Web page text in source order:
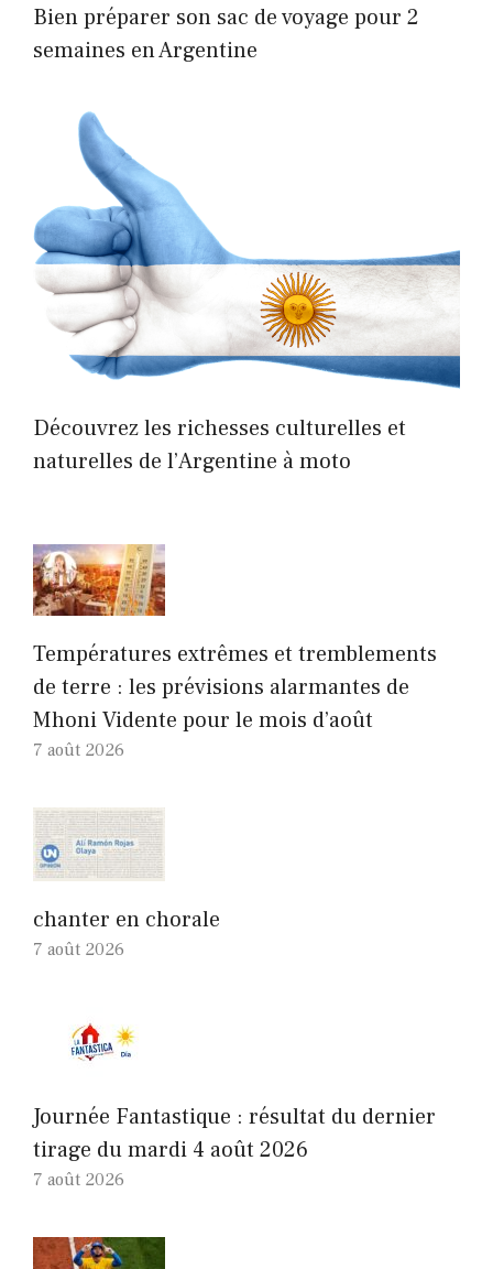
Bien préparer son sac de voyage pour 2
semaines en Argentine
Découvrez les richesses culturelles et
naturelles de l’Argentine à moto
Températures extrêmes et tremblements
de terre : les prévisions alarmantes de
Mhoni Vidente pour le mois d’août
7 août 2026
chanter en chorale
7 août 2026
Journée Fantastique : résultat du dernier
tirage du mardi 4 août 2026
7 août 2026